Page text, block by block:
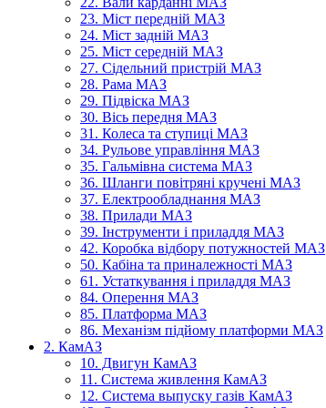
23. Міст передній МАЗ
24. Міст задній МАЗ
25. Міст середній МАЗ
27. Сідельний пристрій МАЗ
28. Рама МАЗ
29. Підвіска МАЗ
30. Вісь передня МАЗ
31. Колеса та ступиці МАЗ
34. Рульове управління МАЗ
35. Гальмівна система МАЗ
36. Шланги повітряні кручені МАЗ
37. Електрообладнання МАЗ
38. Прилади МАЗ
39. Інструменти і приладдя МАЗ
42. Коробка відбору потужностей МАЗ
50. Кабіна та приналежності МАЗ
61. Устаткування і приладдя МАЗ
84. Оперення МАЗ
85. Платформа МАЗ
86. Механізм підйому платформи МАЗ
2. КамАЗ
10. Двигун КамАЗ
11. Система живлення КамАЗ
12. Система выпуску газів КамАЗ